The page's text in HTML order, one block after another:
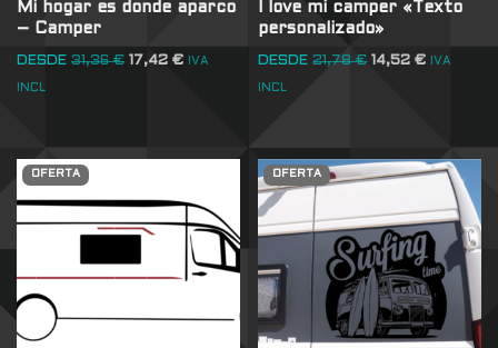
Mi hogar es donde aparco
– Camper
DESDE 31,36€ 17,42 € IVA
INCL
I love mi camper «Texto
personalizado»
DESDE 21,78€ 14,52€ IVA
INCL
OFERTA OFERTA